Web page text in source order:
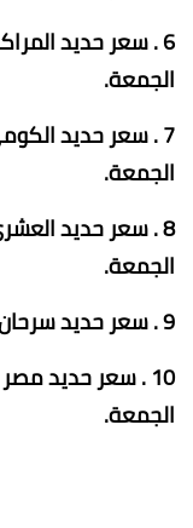
الجمعة.
الجمعة.
الجمعة.
9 . سعر حديد سرحان 14300 جنيه، مقابل 13700 الجمعة.
الجمعة.